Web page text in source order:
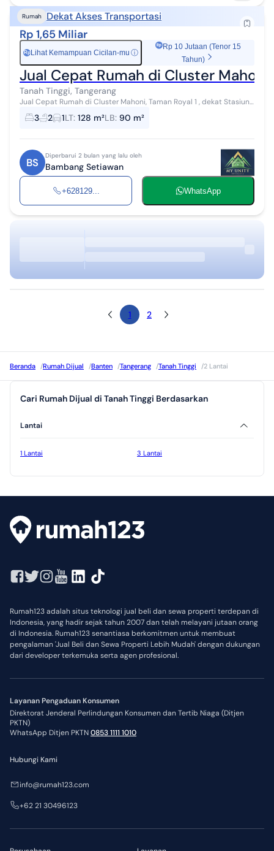
Rumah Dekat Akses Transportasi
Rp 1,65 Miliar
Rp Lihat Kemampuan Cicilan-mu ⓘ
Rp 10 Jutaan (Tenor 15
Tahun)
Jual Cepat Rumah di Cluster Mahoni
Tanah Tinggi, Tangerang
Jual Cepat Rumah di Cluster Mahoni, Taman Royal 1 , dekat Stasiun,
dekat terminal, dekat bus kota, dekat pusat pemerintahan kota
tangerang, PLN 2.2...
3 2 1LT: 128 m²LB: 90 m²
BS
Diperbarui 2 bulan yang lalu oleh
Bambang Setiawan
+628129... WhatsApp
1 2
Beranda /Rumah Dijual /Banten /Tangerang /Tanah Tinggi /2 Lantai
Cari Rumah Dijual di Tanah Tinggi Berdasarkan
Lantai
1 Lantai 3 Lantai
Rumah123 adalah situs teknologi jual beli dan sewa properti terdepan di
Indonesia, yang hadir sejak tahun 2007 dan telah melayani jutaan orang
di Indonesia. Rumah123 senantiasa berkomitmen untuk membuat
pengalaman 'Jual Beli dan Sewa Properti Lebih Mudah' dengan dukungan
dari developer terkemuka serta agen profesional.
Layanan Pengaduan Konsumen
Direktorat Jenderal Perlindungan Konsumen dan Tertib Niaga (Ditjen
PKTN)
WhatsApp Ditjen PKTN0853 1111 1010
Hubungi Kami
info@rumah123.com
+62 21 30496123